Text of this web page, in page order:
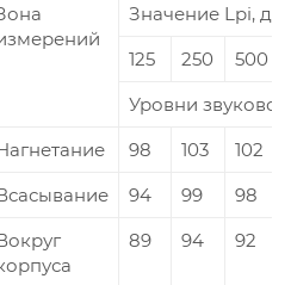
Значение Lpi, дБ
125
250 500
Уровни
98 103 102
94 99 98
89 94 92